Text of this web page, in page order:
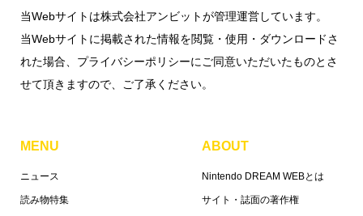
当Webサイトは株式会社アンビットが管理運営しています。
当Webサイトに掲載された情報を閲覧・使用・ダウンロードさ
れた場合、プライバシーポリシーにご同意いただいたものとさ
せて頂きますので、ご了承ください。
MENU
ニュース
読み物特集
ABOUT
Nintendo DREAM WEBとは
サイト・誌面の著作権